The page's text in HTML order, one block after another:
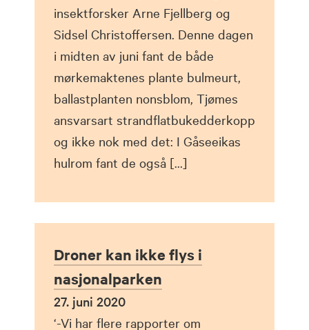
insektforsker Arne Fjellberg og
Sidsel Christoffersen. Denne dagen
i midten av juni fant de både
mørkemaktenes plante bulmeurt,
ballastplanten nonsblom, Tjømes
ansvarsart strandflatbukedderkopp
og ikke nok med det: I Gåseeikas
hulrom fant de også […]
Droner kan ikke flys i
nasjonalparken
27. juni 2020
‘-Vi har flere rapporter om